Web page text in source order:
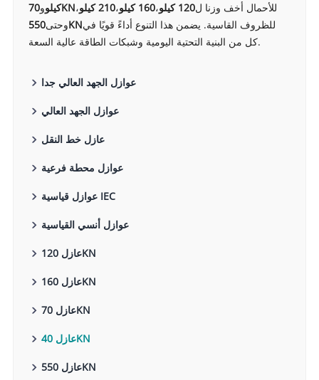
كيلوو 70KN للأحمال أخف وزنا ل120 كيلو ،160 كيلو ،210 كيلو
،
وحتى550KNللظروف القاسية. يضمن هذا التنوع أداءً قويًا في
كل من البنية التحتية اليومية وشبكات الطاقة عالية السعة.
عوازل الجهد العالي جدا
عوازل الجهد العالي
عازل خط النقل
عوازل محطة فرعية
عوازل قياسية IEC
عوازل أنسي القياسية
عازل 120KN
عازل 160KN
عازل 70KN
عازل 40KN
عازل 550KN